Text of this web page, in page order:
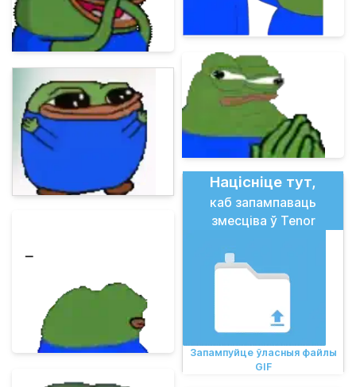
Націсніце тут,
каб запампаваць
змесціва ў Tenor
Запампуйце ўласныя файлы
GIF